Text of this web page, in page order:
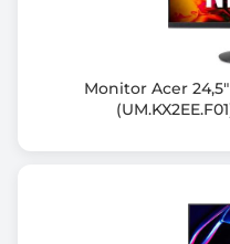
Ilość wyświetlanych
1,07 B (10-bitowy)
178.00 stopni
Kąt widzenia poziomy
Monitor Acer